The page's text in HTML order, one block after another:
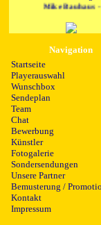
Mike Bauhaus -
Navigation
Startseite
Playerauswahl
Wunschbox
Sendeplan
Team
Chat
Bewerbung
Künstler
Fotogalerie
Sondersendungen
Unsere Partner
Bemusterung /
Kontakt
Impressum